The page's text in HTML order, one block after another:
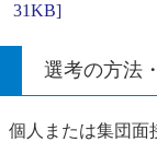
31KB]
選考の方法
個人または集団面